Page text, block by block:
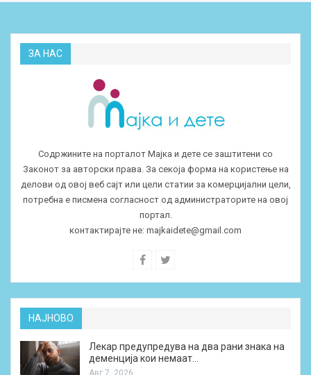
ЗА НАС
Содржините на порталот Мајка и дете се заштитени со
Законот за авторски права. За секоја форма на користење на
делови од овој веб сајт или цели статии за комерцијални цели,
потребна е писмена согласност од администраторите на овој
портал.
контактирајте не: majkaidete@gmail.com
НАЈНОВО
Лекар предупредува на два рани знака на
деменција кои немаат…
Авг 7, 2026